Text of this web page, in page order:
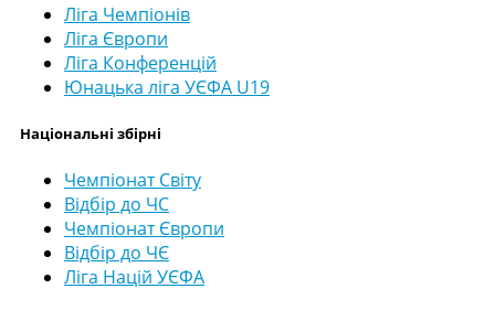
Ліга Чемпіонів
Ліга Європи
Ліга Конференцій
Юнацька ліга УЄФА U19
Національні збірні
Чемпіонат Світу
Відбір до ЧС
Чемпіонат Європи
Відбір до ЧЄ
Ліга Націй УЄФА